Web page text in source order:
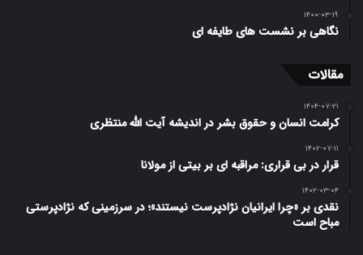
۱۴۰۰-۰۳-۱۹
نگاهی بر نشست های طایفه ای
مقالات
۱۴۰۴-۰۷-۲۱
کرامت انسان و حقوق بشر در اندیشه آیت الله منتظری
۱۴۰۲-۰۷-۱۱
قرار در بی قراری: مراقبه ای بر بیتی از مولانا
۱۴۰۲-۰۳-۰۴
نقدی بر «چرا ایرانیان نژاد‌پرست نیستند»؛ در سرزمینی که نژادپرستی
مباح است